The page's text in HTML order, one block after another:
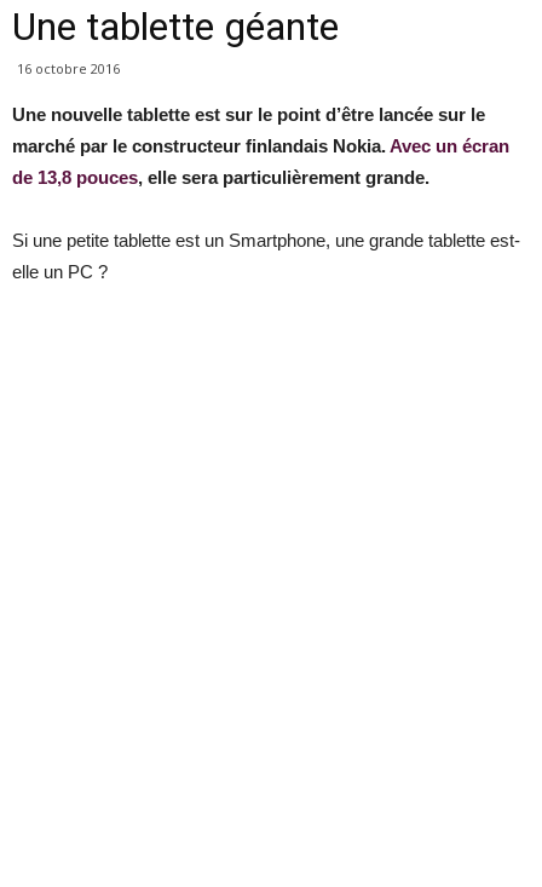
Une tablette géante
16 octobre 2016
Une nouvelle tablette est sur le point d’être lancée sur le
marché par le constructeur finlandais Nokia.Avec un écran
de 13,8 pouces, elle sera particulièrement grande.
Si une petite tablette est un Smartphone, une grande tablette est-
elle un PC ?